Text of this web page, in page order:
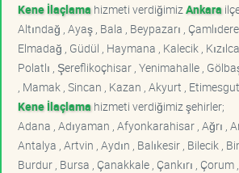
Kene İlaçlama hizmeti verdiğimiz Ankara
Altındağ , Ayaş , Bala , Beypazarı ,
Elmadağ , Güdül , Haymana , Kalecik ,
Polatlı , Şereflikoçhisar , Yenimahalle ,
, Mamak , Sincan , Kazan , Akyurt ,
Kene İlaçlama hizmeti verdiğimiz şehirler;
Adana , Adıyaman , Afyonkarahisar , Ağrı ,
Antalya , Artvin , Aydın , Balıkesir , Bilecik ,
Burdur , Bursa , Çanakkale , Çankırı , Çorum